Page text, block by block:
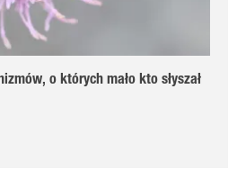
o których mało kto słyszał